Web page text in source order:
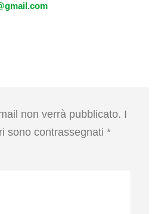
non verrà pubblicato. I
sono contrassegnati *